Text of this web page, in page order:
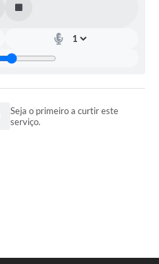
Seja o primeiro a curtir este
serviço.